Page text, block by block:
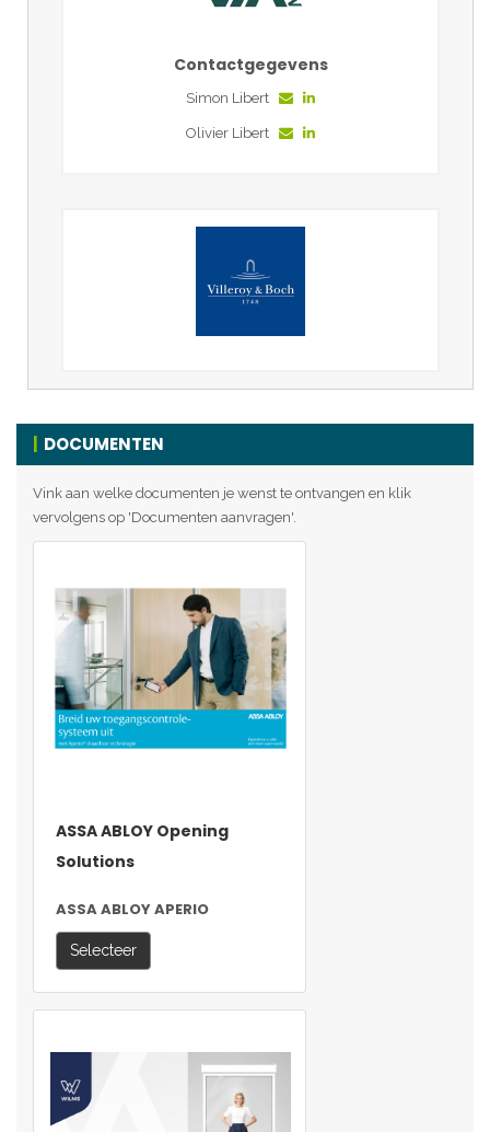
Contactgegevens
Simon Libert
Olivier Libert
DOCUMENTEN
Vink aan welke documenten je wenst te ontvangen en klik
vervolgens op 'Documenten aanvragen'.
ASSA ABLOY Opening
Solutions
ASSA ABLOY APERIO
Selecteer